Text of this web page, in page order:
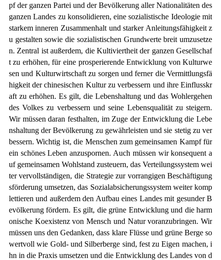
pf der ganzen Partei und der Bevölkerung aller Nationalitäten des
ganzen Landes zu konsolidieren, eine sozialistische Ideologie mit
starkem inneren Zusammenhalt und starker Anleitungsfähigkeit z
u gestalten sowie die sozialistischen Grundwerte breit umzusetze
n. Zentral ist außerdem, die Kultiviertheit der ganzen Gesellschaf
t zu erhöhen, für eine prosperierende Entwicklung von Kulturwe
sen und Kulturwirtschaft zu sorgen und ferner die Vermittlungsfä
higkeit der chinesischen Kultur zu verbessern und ihre Einflusskr
aft zu erhöhen. Es gilt, die Lebenshaltung und das Wohlergehen
des Volkes zu verbessern und seine Lebensqualität zu steigern.
Wir müssen daran festhalten, im Zuge der Entwicklung die Lebe
nshaltung der Bevölkerung zu gewährleisten und sie stetig zu ver
bessern. Wichtig ist, die Menschen zum gemeinsamen Kampf für
ein schönes Leben anzuspornen. Auch müssen wir konsequent a
uf gemeinsamen Wohlstand zusteuern, das Verteilungssystem wei
ter vervollständigen, die Strategie zur vorrangigen Beschäftigung
sförderung umsetzen, das Sozialabsicherungssystem weiter komp
lettieren und außerdem den Aufbau eines Landes mit gesunder B
evölkerung fördern. Es gilt, die grüne Entwicklung und die harm
onische Koexistenz von Mensch und Natur voranzubringen. Wir
müssen uns den Gedanken, dass klare Flüsse und grüne Berge so
wertvoll wie Gold- und Silberberge sind, fest zu Eigen machen, i
hn in die Praxis umsetzen und die Entwicklung des Landes von d